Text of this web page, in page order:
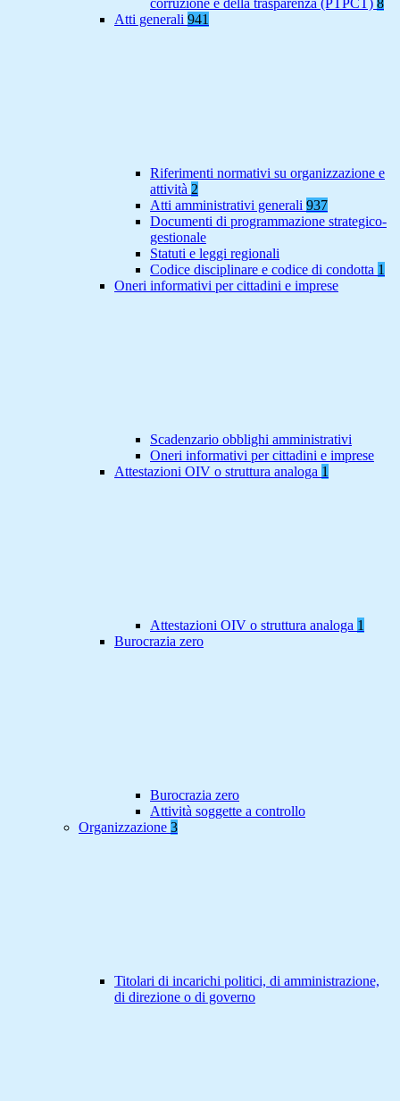
corruzione e della trasparenza (PTPCT) 8
Atti generali 941
Riferimenti normativi su organizzazione e
attività 2
Atti amministrativi generali 937
Documenti di programmazione strategico-
gestionale
Statuti e leggi regionali
Codice disciplinare e codice di condotta 1
Oneri informativi per cittadini e imprese
Scadenzario obblighi amministrativi
Oneri informativi per cittadini e imprese
Attestazioni OIV o struttura analoga 1
Attestazioni OIV o struttura analoga 1
Burocrazia zero
Burocrazia zero
Attività soggette a controllo
Organizzazione 3
Titolari di incarichi politici, di amministrazione,
di direzione o di governo